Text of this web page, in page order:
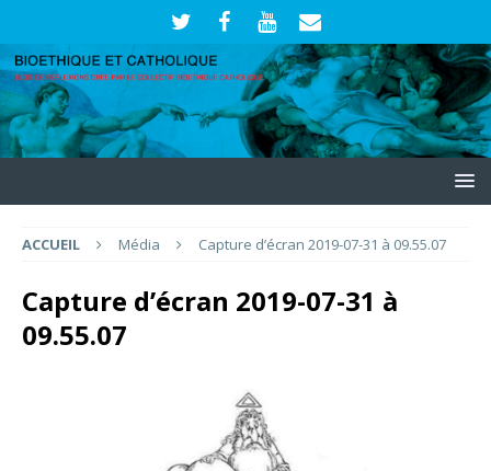
ACCUEIL Média Capture d’écran 2019-07-31 à 09.55.07
Capture d’écran 2019-07-31 à
09.55.07